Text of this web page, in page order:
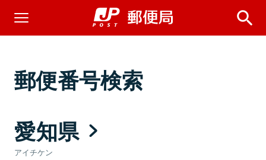
郵便番号検索
愛知県
アイチケン